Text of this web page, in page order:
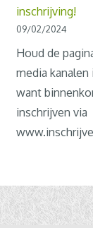
inschrijving!
09/02/2024
Houd de
media kanalen
want
inschrijven via